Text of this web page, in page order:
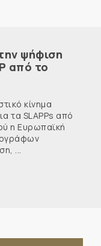
ψήφιση
από το
κίνημα
τα SLAPPs από
η Ευρωπαϊκή
...